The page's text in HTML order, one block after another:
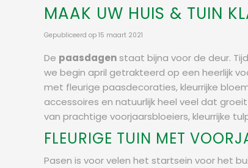
MAAK UW HUIS & TUIN
Gepubliceerd op 15 maart 2021
De paasdagen staat bijna voor de deur.
we begin april getrakteerd op een heerlijk
met fleurige paasdecoraties, kleurrijke
accessoires en natuurlijk heel veel dat
van prachtige voorjaarsbloeiers, kleurrijke
FLEURIGE TUIN MET
Pasen is voor velen het startsein voor het